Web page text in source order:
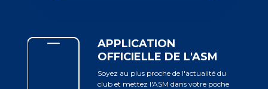
APPLICATION
OFFICIELLE DE L'ASM
Soyez au plus proche de l'actualité du
club et mettez l'ASM dans votre poche